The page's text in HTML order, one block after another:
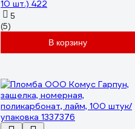
10 шт.) 422
5
(5)
В корзину